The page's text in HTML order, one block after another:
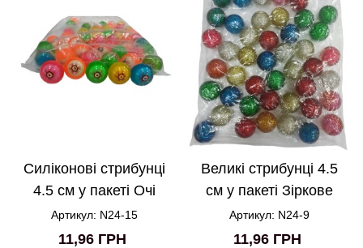
Силіконові стрибунці
4.5 см у пакеті Очі
N24-15
Артикул: N24-15
11,96 ГРН
Великі стрибунці 4.5
см у пакеті Зіркове
небо N24-9
Артикул: N24-9
11,96 ГРН